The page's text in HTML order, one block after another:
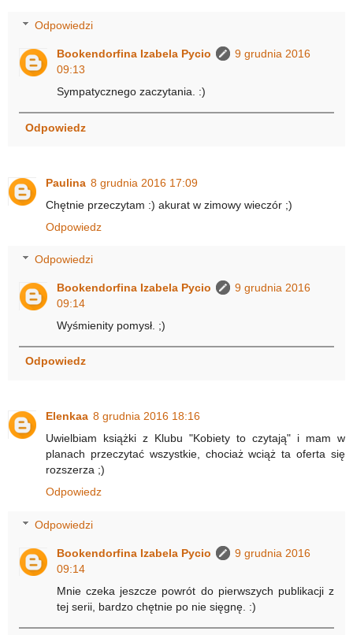
Odpowiedzi
Bookendorfina Izabela Pycio
9 grudnia 2016
09:13
Sympatycznego zaczytania. :)
Odpowiedz
Paulina 8 grudnia 2016 17:09
Chętnie przeczytam :) akurat w zimowy wieczór ;)
Odpowiedz
Odpowiedzi
Bookendorfina Izabela Pycio
9 grudnia 2016
09:14
Wyśmienity pomysł. ;)
Odpowiedz
Elenkaa 8 grudnia 2016 18:16
Uwielbiam książki z Klubu "Kobiety to czytają" i mam w
planach przeczytać wszystkie, chociaż wciąż ta oferta się
rozszerza ;)
Odpowiedz
Odpowiedzi
Bookendorfina Izabela Pycio
9 grudnia 2016
09:14
Mnie czeka jeszcze powrót do pierwszych publikacji z
tej serii, bardzo chętnie po nie sięgnę. :)